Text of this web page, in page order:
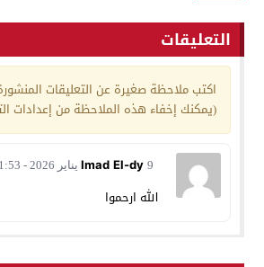
التعليقات
اكتب ملاحظة صغيرة عن التعليقات
(يمكنك إخفاء هذه الملاحظة من إعدادات
Imad El-dy 9 يناير 2026 - 11:53
الله ارحموا